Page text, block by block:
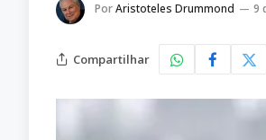
PorAristoteles Drummond 9
Compartilhar